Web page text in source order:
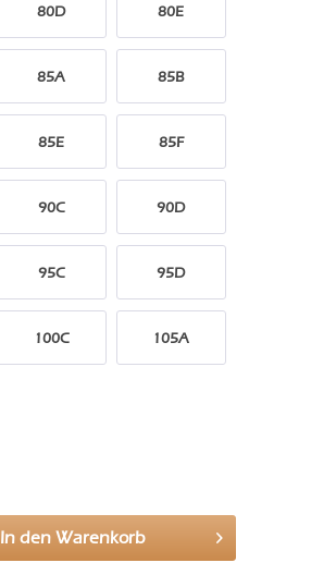
80D 80E
85A 85B
85E 85F
90C 90D
95C 95D
100C 105A
In den Warenkorb